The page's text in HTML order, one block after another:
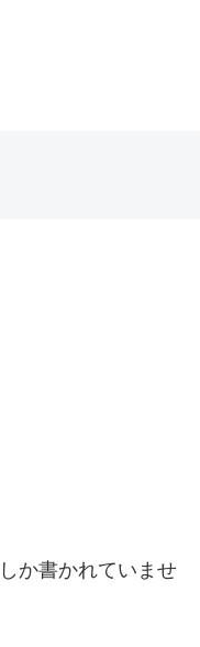
か書かれていませ